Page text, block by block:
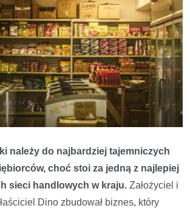
należy do najbardziej tajemniczych
choć stoi za jedną z najlepiej
sieci handlowych w kraju. Założyciel i
Dino zbudował biznes, który